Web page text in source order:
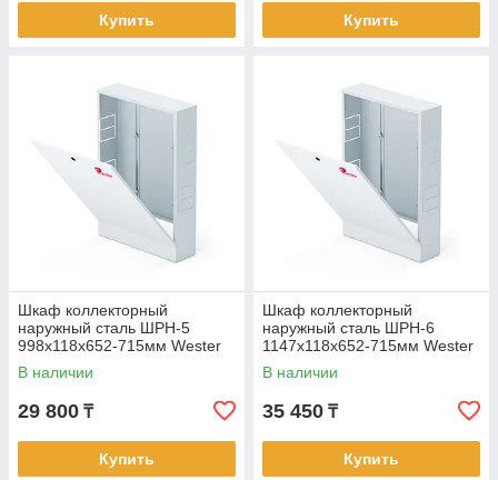
Купить Купить
Шкаф коллекторный
наружный сталь ШРН-5
998х118х652-715мм Wester
В наличии
29 800 ₸
Купить
Шкаф коллекторный
наружный сталь ШРН-6
1147х118х652-715мм Wester
В наличии
35 450 ₸
Купить